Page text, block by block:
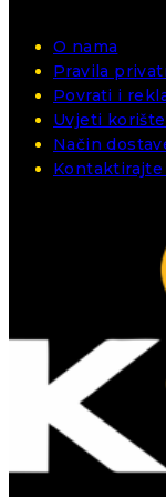
O nama
Pravila
Povrati i
Uvjeti
Način
Kontaktirajte